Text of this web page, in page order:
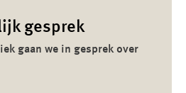
gesprek
gaan we in gesprek over